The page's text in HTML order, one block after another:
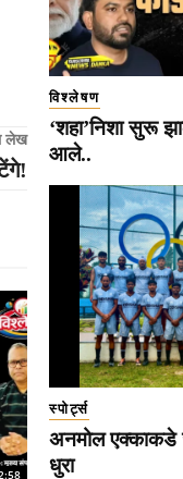
लेख
विश्लेषण
‘शहा’निशा सुरू
आले..
स्पोर्ट्स
अनमोल एक्काकडे
धुरा